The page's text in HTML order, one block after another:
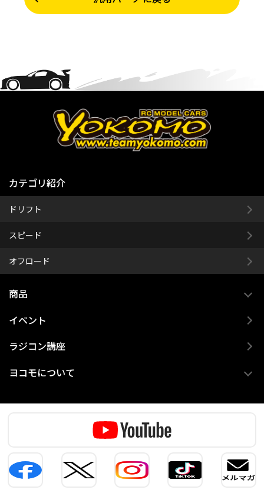
カテゴリ紹介
ドリフト
スピード
オフロード
商品
イベント
ラジコン講座
ヨコモについて